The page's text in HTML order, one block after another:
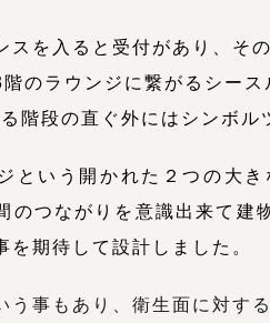
スを入ると受付があり、そ
のラウンジに繋がるシー
階段の直ぐ外にはシンボ
という開かれた２つの大
のつながりを意識出来て建
を期待して設計しました。
う事もあり、衛生面に対す